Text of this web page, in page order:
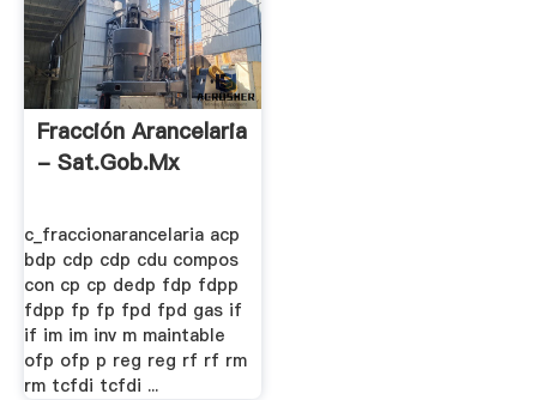
Fracción Arancelaria
- Sat.gob.mx
c_fraccionarancelaria acp
bdp cdp cdp cdu compos
con cp cp dedp fdp fdpp
fdpp fp fp fpd fpd gas if
if im im inv m maintable
ofp ofp p reg reg rf rf rm
rm tcfdi tcfdi ...